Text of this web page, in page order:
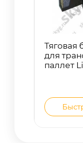
Тяговая
для
паллет